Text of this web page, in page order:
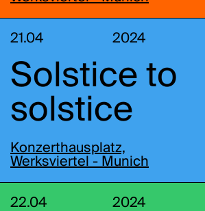
21.04 2024
Solstice to
solstice
Konzerthausplatz,
Werksviertel - Munich
22.04 2024